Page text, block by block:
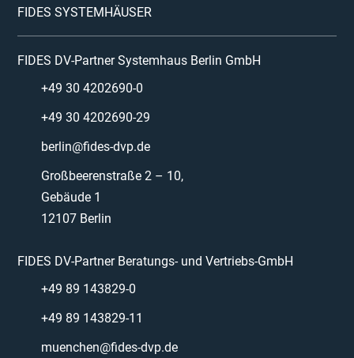
FIDES SYSTEMHÄUSER
FIDES DV-Partner Systemhaus Berlin GmbH
+49 30 4202690-0
+49 30 4202690-29
berlin@fides-dvp.de
Großbeerenstraße 2 – 10,
Gebäude 1
12107 Berlin
FIDES DV-Partner Beratungs- und Vertriebs-GmbH
+49 89 143829-0
+49 89 143829-11
muenchen@fides-dvp.de